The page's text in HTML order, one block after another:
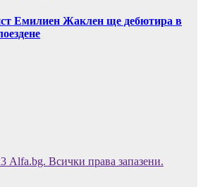
Емилиен Жаклен ще дебютира в
Alfa.bg. Всички права запазени.